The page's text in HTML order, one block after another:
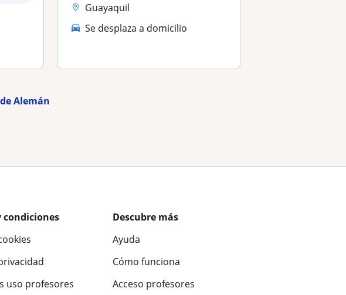
Guayaquil
Se desplaza a domicilio
Alemán
condiciones
uso profesores
Descubre más
Ayuda
Cómo funciona
Acceso profesores